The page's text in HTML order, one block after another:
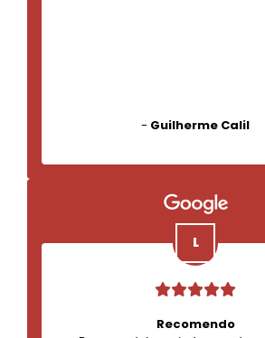
- Guilherme Calil
Recomendo